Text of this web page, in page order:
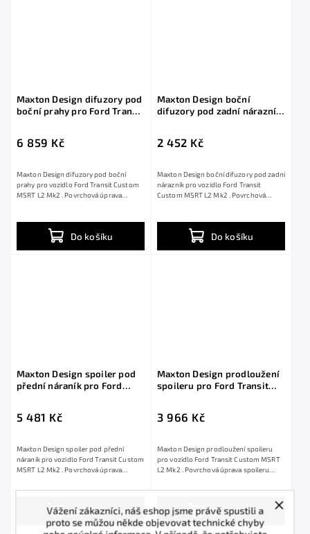
Vážení zákazníci, náš eshop jsme právě spustili a
proto se můžou někde objevovat technické chyby
Maxton Design difuzory pod
boční prahy pro Ford Transit
6 859 Kč
Do košíku
Maxton Design difuzory pod boční
prahy pro vozidlo Ford Transit Custom
MSRT L2 Mk2 . Povrchová úprava
Maxton Design boční
difuzory pod zadní nárazník
plast ABS
2 452 Kč
Do košíku
Maxton Design boční difuzory pod zadní
nárazník pro vozidlo Ford Transit
Custom MSRT L2 Mk2 . Povrchová
Maxton Design spoiler pod
přední náraník pro Ford
5 481 Kč
Do košíku
Maxton Design spoiler pod přední
náraník pro vozidlo Ford Transit Custom
MSRT L2 Mk2 . Povrchová úprava
Maxton Design prodloužení
spoileru pro Ford Transit
3 966 Kč
Do košíku
Maxton Design prodloužení spoileru
pro vozidlo Ford Transit Custom MSRT
L2 Mk2 . Povrchová úprava spoileru